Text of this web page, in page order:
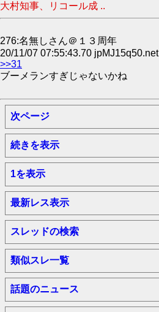
大村知事、リコール成 ..
276:名無しさん＠１３周年
20/11/07 07:55:43.70 jpMJ15q50.net
>>31
ブーメランすぎじゃないかね
次ページ
続きを表示
1を表示
最新レス表示
スレッドの検索
類似スレ一覧
話題のニュース